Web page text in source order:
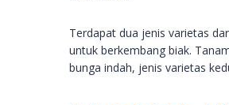
Terdapat dua jenis varietas
untuk berkembang biak.
bunga indah, jenis varietas